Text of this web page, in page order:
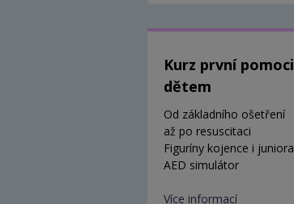
Kurz první pomoci
dětem
Od základního ošetření
až po resuscitaci
Figuríny kojence i juniora
AED simulátor
Více informací